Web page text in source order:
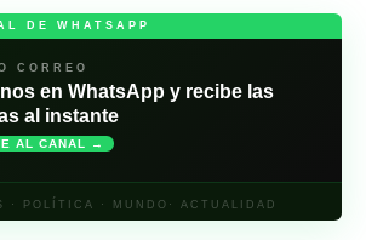
DE WHATSAPP
CORREO
en WhatsApp y recibe las
al instante
AL CANAL →
· POLÍTICA · MUNDO· ACTUALIDAD